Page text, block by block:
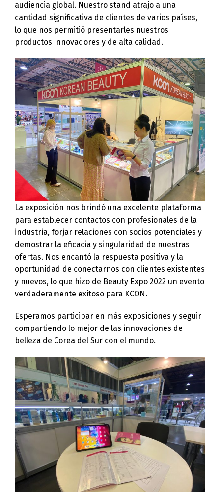
audiencia global. Nuestro stand atrajo a una
cantidad significativa de clientes de varios países,
lo que nos permitió presentarles nuestros
productos innovadores y de alta calidad.
La exposición nos brindó una excelente plataforma
para establecer contactos con profesionales de la
industria, forjar relaciones con socios potenciales y
demostrar la eficacia y singularidad de nuestras
ofertas. Nos encantó la respuesta positiva y la
oportunidad de conectarnos con clientes existentes
y nuevos, lo que hizo de Beauty Expo 2022 un evento
verdaderamente exitoso para KCON.
Esperamos participar en más exposiciones y seguir
compartiendo lo mejor de las innovaciones de
belleza de Corea del Sur con el mundo.
Switch The Language
English Deutsch